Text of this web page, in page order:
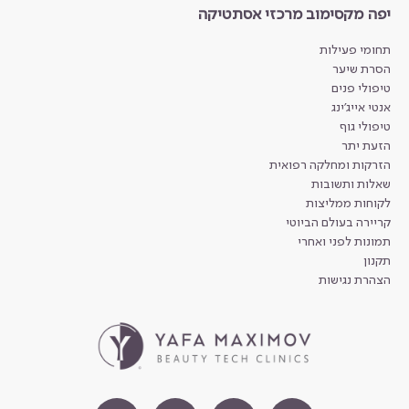
יפה מקסימוב מרכזי אסתטיקה
תחומי פעילות
הסרת שיער
טיפולי פנים
אנטי אייג'ינג
טיפולי גוף
הזעת יתר
הזרקות ומחלקה רפואית
שאלות ותשובות
לקוחות ממליצות
קריירה בעולם הביוטי
תמונות לפני ואחרי
תקנון
הצהרת נגישות